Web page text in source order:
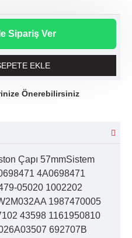
Sipariş Ver
EKLE
Önerebilirsiniz
Çapı 57mmSistem
4A0698471
05020 1002202
1987470005
43598 1161950810
692707B